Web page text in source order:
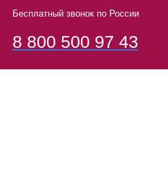
Бесплатный звонок по России
8 800 500 97 43